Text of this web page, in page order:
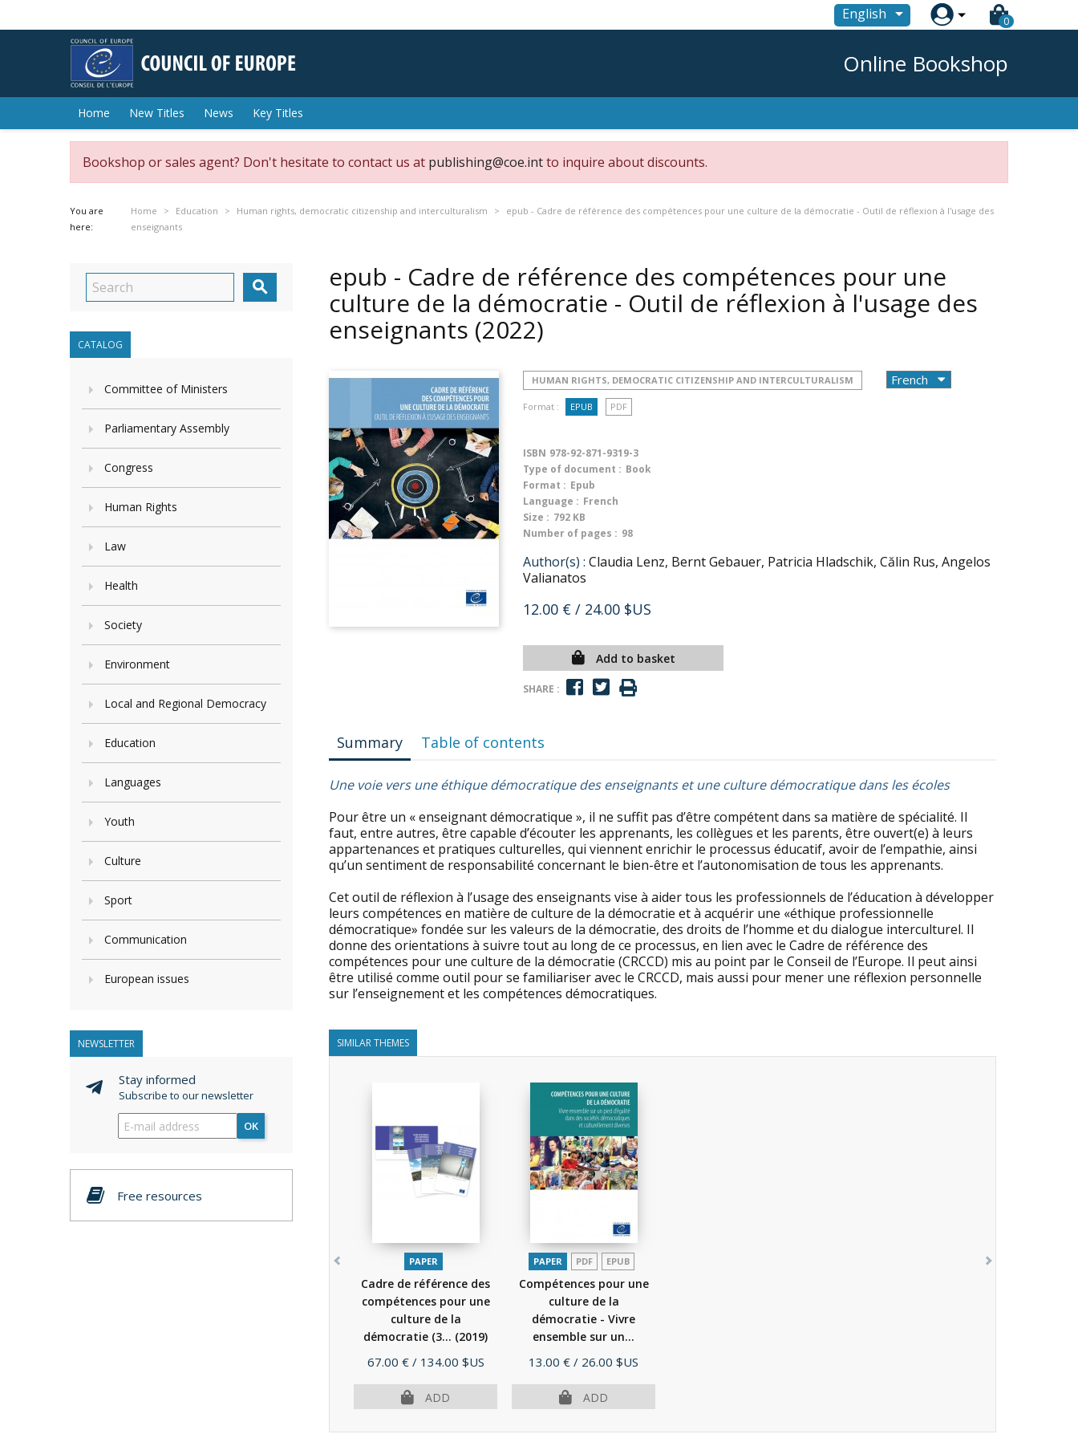
English  0
Online Bookshop
Home New Titles News Key Titles
Bookshop or sales agent? Don't hesitate to contact us at publishing@coe.intto inquire about discounts.
You are
here:
Home Education Human rights, democratic citizenship and interculturalism
epub - Cadre de référence des compétences pour une culture de la démocratie - Outil de réflexion à l'usage des
enseignants

CATALOG
Committee of Ministers
Parliamentary Assembly
Congress
Human Rights
Law
Health
Society
Environment
Local and Regional Democracy
Education
Languages
Youth
Culture
Sport
Communication
European issues
NEWSLETTER
Stay informed
Subscribe to our newsletter
OK
Free resources
epub - Cadre de référence des compétences pour une
culture de la démocratie - Outil de réflexion à l'usage des
enseignants (2022)
HUMAN RIGHTS, DEMOCRATIC CITIZENSHIP AND INTERCULTURALISM
Format : EPUB PDF
ISBN 978-92-871-9319-3
Type of document : Book
Format : Epub
Language : French
Size : 792 KB
Number of pages : 98
Author(s) : Claudia Lenz, Bernt Gebauer, Patricia Hladschik, Călin Rus, Angelos
Valianatos
12.00 € / 24.00 $US
Add to basket
SHARE :
Summary Table of contents
Une voie vers une éthique démocratique des enseignants et une culture démocratique dans les écoles
Pour être un « enseignant démocratique », il ne suffit pas d’être compétent dans sa matière de spécialité. Il
faut, entre autres, être capable d’écouter les apprenants, les collègues et les parents, être ouvert(e) à leurs
appartenances et pratiques culturelles, qui viennent enrichir le processus éducatif, avoir de l’empathie, ainsi
qu’un sentiment de responsabilité concernant le bien-être et l’autonomisation de tous les apprenants.
Cet outil de réflexion à l’usage des enseignants vise à aider tous les professionnels de l’éducation à développer
leurs compétences en matière de culture de la démocratie et à acquérir une «éthique professionnelle
démocratique» fondée sur les valeurs de la démocratie, des droits de l’homme et du dialogue interculturel. Il
donne des orientations à suivre tout au long de ce processus, en lien avec le Cadre de référence des
compétences pour une culture de la démocratie (CRCCD) mis au point par le Conseil de l’Europe. Il peut ainsi
être utilisé comme outil pour se familiariser avec le CRCCD, mais aussi pour mener une réflexion personnelle
sur l’enseignement et les compétences démocratiques.
SIMILAR THEMES
PAPER
Cadre de référence des
compétences pour une
culture de la
démocratie (3... (2019)
Price
67.00 € / 134.00 $US
ADD
PAPER PDF EPUB
Compétences pour une
culture de la
démocratie - Vivre
ensemble sur un...
Price
13.00 € / 26.00 $US
ADD